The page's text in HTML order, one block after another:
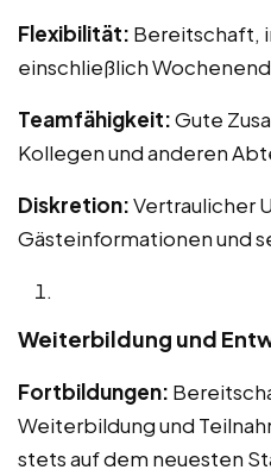
Flexibilität: Bereitschaft,
einschließlich
Teamfähigkeit:Gute
Kollegen und anderen
Diskretion:Vertraulicher
Gästeinformationen und
Weiterbildung und
Fortbildungen:
Weiterbildung und
stets auf dem neuesten